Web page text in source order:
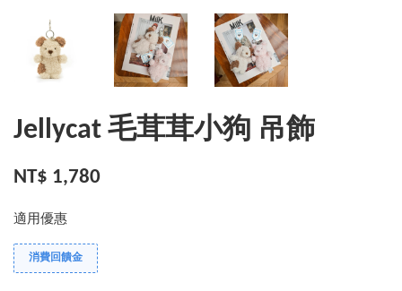
Jellycat 毛茸茸小狗 吊飾
NT$ 1,780
適用優惠
消費回饋金